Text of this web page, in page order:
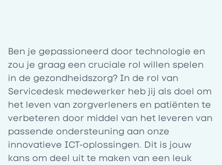
Ben je gepassioneerd door technologie en
zou je graag een cruciale rol willen spelen
in de gezondheidszorg? In de rol van
Servicedesk medewerker heb jij als doel om
het leven van zorgverleners en patiënten te
verbeteren door middel van het leveren van
passende ondersteuning aan onze
innovatieve ICT-oplossingen. Dit is jouw
kans om deel uit te maken van een leuk